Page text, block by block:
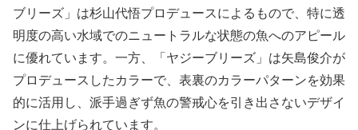
ブリーズ」は杉山代悟プロデュースによるもので、特に透
明度の高い水域でのニュートラルな状態の魚へのアピール
に優れています。一方、「ヤジーブリーズ」は矢島俊介が
プロデュースしたカラーで、表裏のカラーパターンを効果
的に活用し、派手過ぎず魚の警戒心を引き出さないデザイ
ンに仕上げられています。